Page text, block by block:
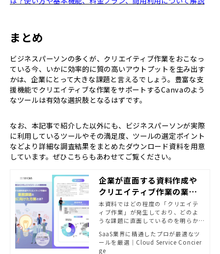
まとめ
ビジネスパーソンの多くが、クリエイティブ作業をおこなっ
ている今、いかに効率的に質の高いアウトプットを生み出す
かは、企業にとって大きな課題と言えるでしょう。豊富な支
援機能でクリエイティブな作業をサポートするCanvaのよう
なツールは有効な選択肢となるはずです。
なお、本記事で紹介した以外にも、ビジネスパーソンが実際
に利用しているツールやその満足度、ツールの選定ポイント
などより詳細な調査結果をまとめたダウンロード資料を用意
しています。ぜひこちらもあわせてご覧ください。
企業が直面する資料作成や
クリエイティブ作業の業務
課題と解決に向けた方策と
は？
本資料ではどの程度の「クリエイテ
ィブ作業」が発生しており、どのよ
うな課題に直面しているのを明らか
と業務の効率を高めるための具体的
なソリューションを提示します。
SaaS業界に精通したプロが最適なツ
ールを厳選｜Cloud Service Concier
ge